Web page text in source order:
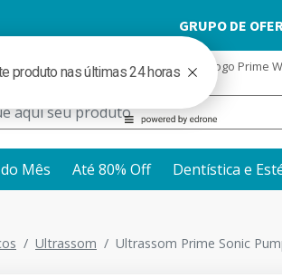
Pedido WhatsApp blog Catálogo Prime
Mês Até 80% Off Dentística e
Ultrassom Ultrassom Prime Sonic